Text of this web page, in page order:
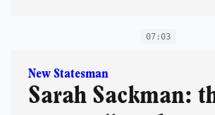
07:03
New Statesman
Sarah Sackman: